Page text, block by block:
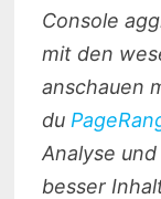
Console
mit den
anschauen
du
Analyse
besser